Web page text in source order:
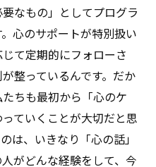
なもの」としてプログラ
心のサポートが特別扱い
て定期的にフォローさ
整っているんです。だか
ちも最初から「心のケ
ていくことが大切だと思
は、いきなり「心の話」
がどんな経験をして、今